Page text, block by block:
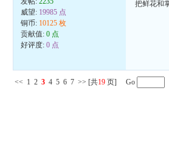
威望: 19985 点
铜币: 10125 枚
贡献值:0 点
好评度:0 点
把鲜花和
<< 1 2 3 4 5 6 7 >> [共19 页] Go